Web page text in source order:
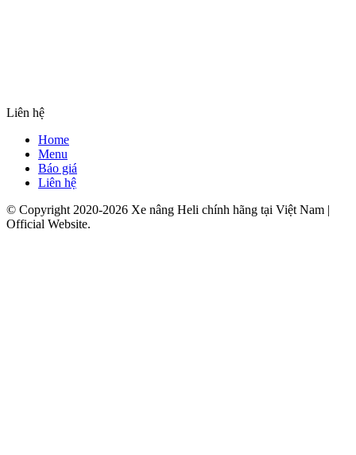
Liên hệ
Home
Menu
Báo giá
Liên hệ
© Copyright 2020-2026 Xe nâng Heli chính hãng tại Việt Nam |
Official Website.